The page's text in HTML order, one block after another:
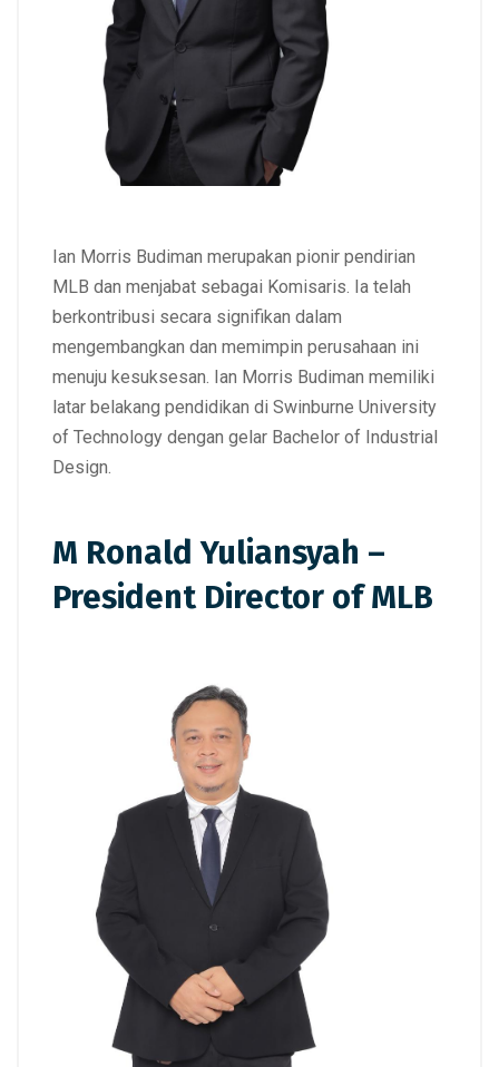
Ian Morris Budiman merupakan pionir pendirian
MLB dan menjabat sebagai Komisaris. Ia telah
berkontribusi secara signifikan dalam
mengembangkan dan memimpin perusahaan ini
menuju kesuksesan. Ian Morris Budiman memiliki
latar belakang pendidikan di Swinburne University
of Technology dengan gelar Bachelor of Industrial
Design.
M Ronald Yuliansyah –
President Director of MLB